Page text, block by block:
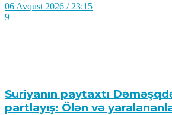
06 Avqust 2026 / 23:15
9
Suriyanın paytaxtı
partlayış: Ölən və